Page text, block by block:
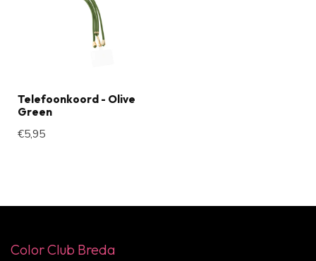
Telefoonkoord - Olive
Green
€5,95
Color Club Breda